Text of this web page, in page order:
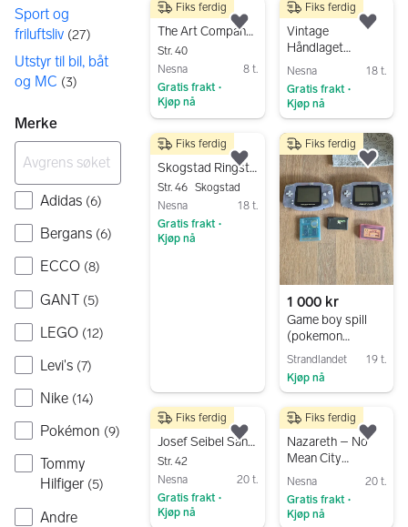
Sport og
friluftsliv (27)
Utstyr til bil, båt
og MC (3)
Merke
Adidas (6)
Bergans (6)
ECCO (8)
GANT (5)
LEGO (12)
Levi's (7)
Nike (14)
Pokémon (9)
Tommy
Hilfiger (5)
Andre
780 kr
The Art Company Skinn Støvler
Str. 40
Nesna
8 t.
Gratis frakt •
Kjøp nå
Fiks ferdig
Legg til som favoritt.
Gå til annonsen
1 450 kr
Vintage
Håndlaget
Skinnbelte med en
España 1966
Nesna
18 t.
Gratis frakt •
Kjøp nå
Fiks ferdig
450 kr
Skogstad Ringstind Turbukse 46
Str. 46 Skogstad
Nesna
18 t.
Gratis frakt •
Kjøp nå
Fiks ferdig
Legg til som favoritt.
1 000 kr
Game boy spill
(pokemon
crystal)
Strandlandet
19 t.
Kjøp nå
Fiks ferdig
450 kr
Josef Seibel Sandaler 42
Str. 42
Nesna
20 t.
Gratis frakt •
Kjøp nå
Fiks ferdig
Legg til som favoritt.
500 kr
Nazareth – No
Mean City
Kassett
Nesna
20 t.
Gratis frakt •
Kjøp nå
Fiks ferdig